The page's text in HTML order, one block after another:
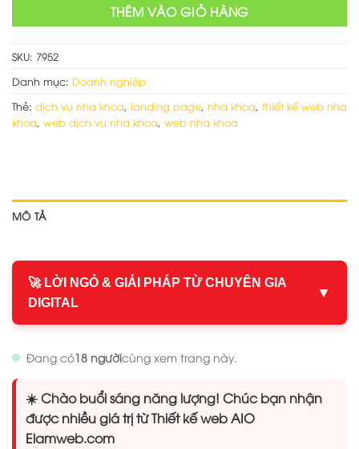
THÊM VÀO GIỎ HÀNG
SKU: 7952
Danh mục: Doanh nghiệp
Thẻ: dịch vụ nha khoa landing page nha khoa thiết kế web nha
khoa web dịch vụ nha khoa web nha khoa
MÔ TẢ
🚀 LỜI NGỎ & GIẢI PHÁP TỪ CHUYÊN GIA
DIGITAL
▼
Đang có18 ngườicùng xem trang này.
☀️ Chào buổi sáng năng lượng! Chúc bạn nhận
được nhiều giá trị từ Thiết kế web AIO
Elamweb.com